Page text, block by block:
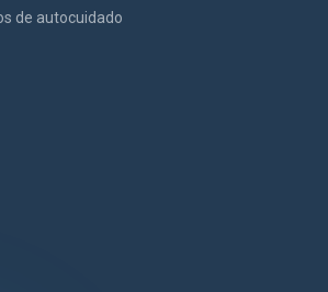
de autocuidado